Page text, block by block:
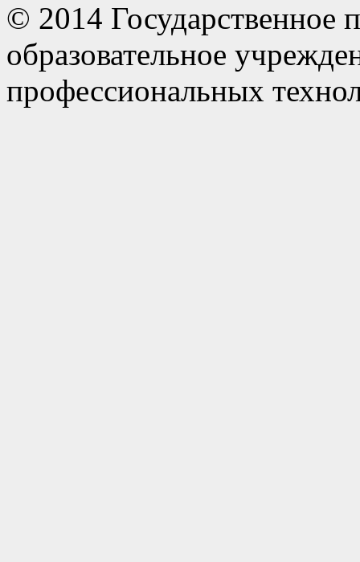
© 2014 Государственное
образовательное
профессиональных